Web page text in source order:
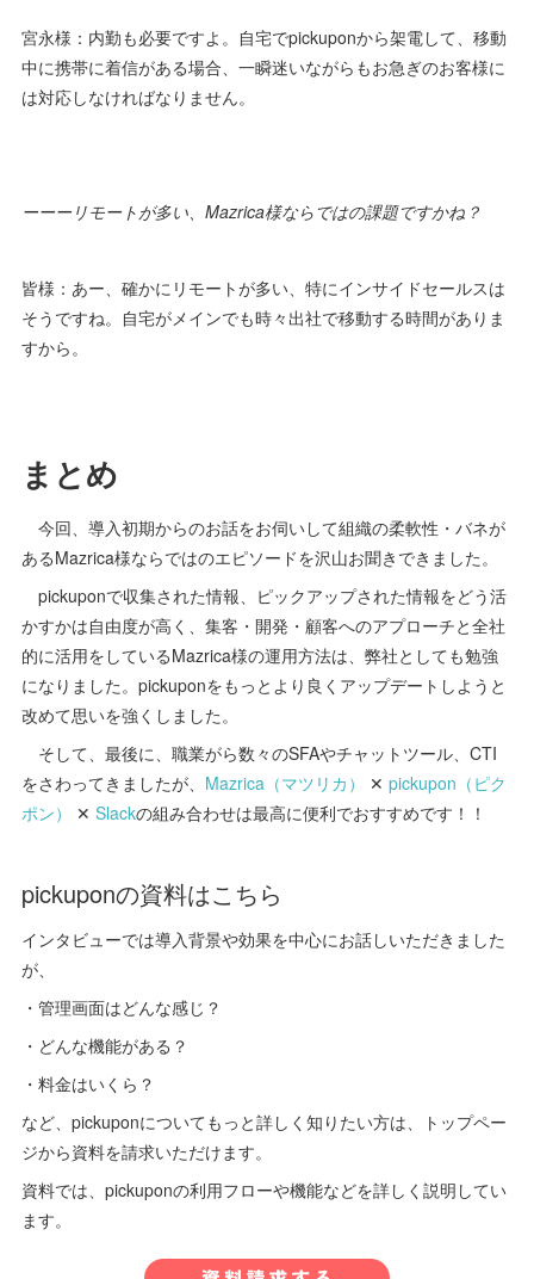
宮永様：内勤も必要ですよ。自宅でpickuponから架電して、移動
中に携帯に着信がある場合、一瞬迷いながらもお急ぎのお客様に
は対応しなければなりません。
ーーーリモートが多い、Mazrica様ならではの課題ですかね？
皆様：あー、確かにリモートが多い、特にインサイドセールスは
そうですね。自宅がメインでも時々出社で移動する時間がありま
すから。
まとめ
今回、導入初期からのお話をお伺いして組織の柔軟性・バネが
あるMazrica様ならではのエピソードを沢山お聞きできました。
pickuponで収集された情報、ピックアップされた情報をどう活
かすかは自由度が高く、集客・開発・顧客へのアプローチと全社
的に活用をしているMazrica様の運用方法は、弊社としても勉強
になりました。pickuponをもっとより良くアップデートしようと
改めて思いを強くしました。
そして、最後に、職業がら数々のSFAやチャットツール、CTI
をさわってきましたが、 Mazrica（マツリカ） ✕pickupon（ピク
ポン）
✕Slackの組み合わせは最高に便利でおすすめです！！
pickuponの資料はこちら
インタビューでは導入背景や効果を中心にお話しいただきました
が、
・管理画面はどんな感じ？
・どんな機能がある？
・料金はいくら？
など、pickuponについてもっと詳しく知りたい方は、トップペー
ジから資料を請求いただけます。
資料では、pickuponの利用フローや機能などを詳しく説明してい
ます。